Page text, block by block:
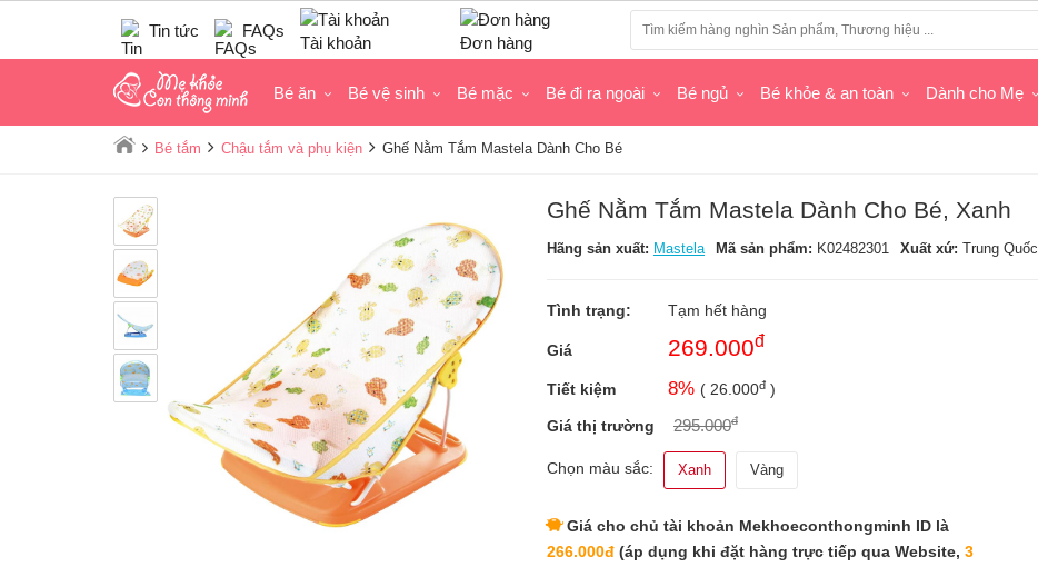
Tin tức FAQs
Tài khoản Đơn hàng
Bé ăn Bé vệ sinh Bé mặc Bé đi ra ngoài Bé ngủ Bé khỏe & an toàn Dành cho Mẹ
Bé tắm Chậu tắm và phụ kiện Ghế Nằm Tắm Mastela Dành Cho Bé
Ghế Nằm Tắm Mastela Dành Cho Bé, Xanh
Hãng sản xuất: Mastela Mã sản phẩm: K02482301 Xuất xứ: Trung Quốc
Tình trạng: Tạm hết hàng
Giá 269.000đ
Tiết kiệm 8% ( 26.000đ )
Giá thị trường 295.000đ
Chọn màu sắc: Xanh Vàng
Giá cho chủ tài khoản Mekhoeconthongminh ID là
266.000đ (áp dụng khi đặt hàng trực tiếp qua Website, 3